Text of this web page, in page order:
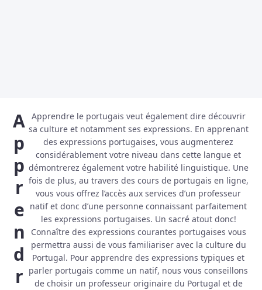
A
p
p
r
e
n
d
r
Apprendre le portugais veut également dire découvrir
sa culture et notamment ses expressions. En apprenant
des expressions portugaises, vous augmenterez
considérablement votre niveau dans cette langue et
démontrerez également votre habilité linguistique. Une
fois de plus, au travers des cours de portugais en ligne,
vous vous offrez l’accès aux services d’un professeur
natif et donc d’une personne connaissant parfaitement
les expressions portugaises. Un sacré atout donc!
Connaître des expressions courantes portugaises vous
permettra aussi de vous familiariser avec la culture du
Portugal. Pour apprendre des expressions typiques et
parler portugais comme un natif, nous vous conseillons
de choisir un professeur originaire du Portugal et de